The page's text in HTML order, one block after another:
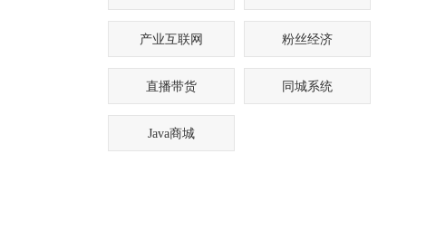
产业互联网 粉丝经济
直播带货 同城系统
Java商城